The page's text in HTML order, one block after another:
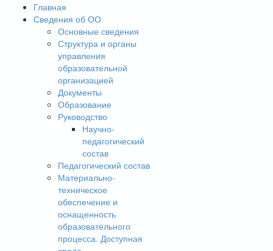
Главная
Сведения об ОО
Основные сведения
Структура и органы
управления
образовательной
организацией
Документы
Образование
Руководство
Научно-
педагогический
состав
Педагогический состав
Материально-
техническое
обеспечение и
оснащенность
образовательного
процесса. Доступная